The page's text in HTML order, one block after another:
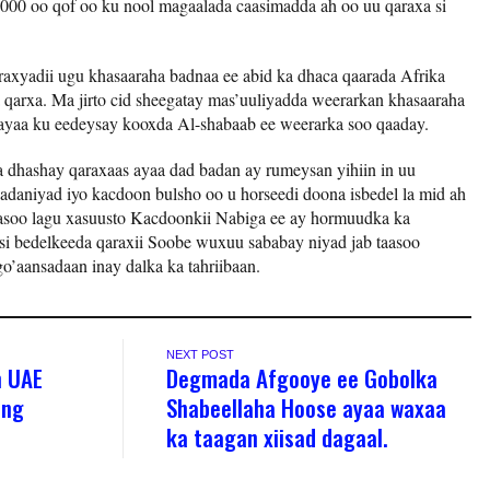
oo qof oo ku nool magaalada caasimadda ah oo uu qaraxa si
ugu khasaaraha badnaa ee abid ka dhaca qaarada Afrika
Ma jirto cid sheegatay mas’uuliyadda weerarkan khasaaraha
ku eedeysay kooxda Al-shabaab ee weerarka soo qaaday.
qaraxaas ayaa dad badan ay rumeysan yihiin in uu
iyo kacdoon bulsho oo u horseedi doona isbedel la mid ah
lagu xasuusto Kacdoonkii Nabiga ee ay hormuudka ka
bedelkeeda qaraxii Soobe wuxuu sababay niyad jab taasoo
inay dalka ka tahriibaan.
NEXT POST
Degmada Afgooye ee Gobolka
Shabeellaha Hoose ayaa waxaa
ka taagan xiisad dagaal.